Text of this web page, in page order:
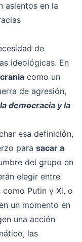
asientos en la
de
ideológicas. En
como un
de agresión,
democracia y la
esa definición,
para sacar a
del grupo en
elegir entre
Putin y Xi, o
un momento en
una acción
las